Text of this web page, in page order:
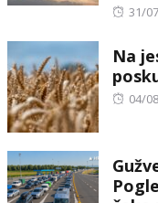
31/
Na
04/